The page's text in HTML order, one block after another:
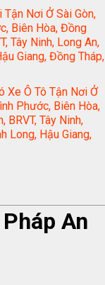
Nơi Ở Sài Gòn,
Biên Hòa, Đồng
Tây Ninh, Long An,
Giang, Đồng Tháp,
Xe Ô Tô Tận Nơi Ở
Phước, Biên Hòa,
BRVT, Tây Ninh,
Long, Hậu Giang,
An